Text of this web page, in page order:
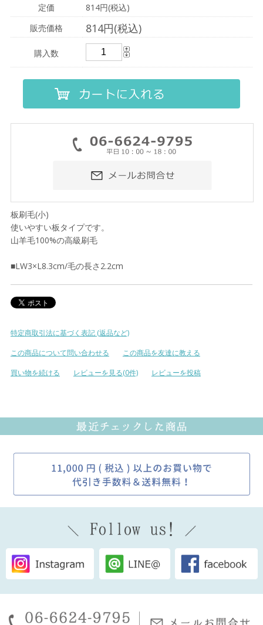
定価
814円(税込)
販売価格
814円(税込)
購入数
板刷毛(小)
使いやすい板タイプです。
山羊毛100%の高級刷毛
■LW3×L8.3cm/毛の長さ2.2cm
特定商取引法に基づく表記 (返品など)
この商品について問い合わせる
この商品を友達に教える
買い物を続ける
レビューを見る(0件) レビューを投稿